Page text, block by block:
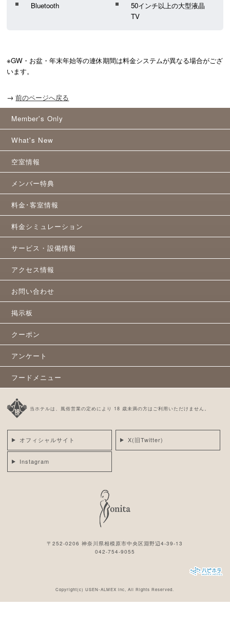
Bluetooth
50インチ以上の大型液晶
TV
※GW・お盆・年末年始等の連休期間は料金システムが異なる場合がござ
います。
→ 前のページへ戻る
Member's Only
What's New
空室情報
メンバー特典
料金･客室情報
料金シミュレーション
サービス・設備情報
アクセス情報
お問い合わせ
掲示板
クーポン
アンケート
フードメニュー
当ホテルは、風俗営業の定めにより 18 歳未満の方はご利用いただけません。
オフィシャルサイト X(旧Twitter)
Instagram
〒252-0206 神奈川県相模原市中央区淵野辺4-39-13
042-754-9055
Copyright(c)USEN-ALMEX inc, All Rights Reserved.